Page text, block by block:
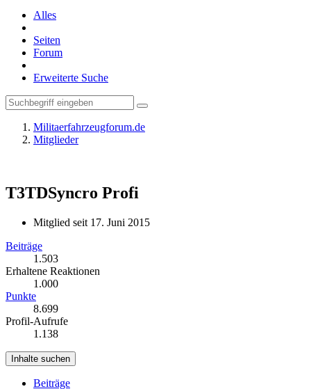
Alles
Seiten
Forum
Erweiterte Suche
Militaerfahrzeugforum.de
Mitglieder
T3TDSyncro Profi
Mitglied seit 17. Juni 2015
Beiträge
1.503
Erhaltene Reaktionen
1.000
Punkte
8.699
Profil-Aufrufe
1.138
Inhalte suchen
Beiträge